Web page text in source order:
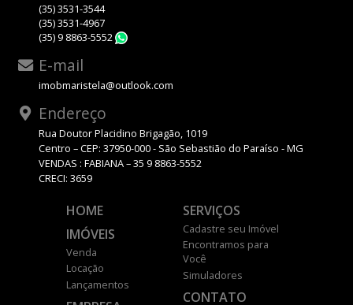
(35) 3531-3544
(35) 3531-4967
(35) 9 8863-5552
E-mail
imobmaristela@outlook.com
Endereço
Rua Doutor Placidino Brigagão, 1019
Centro – CEP: 37950-000 - São Sebastião do Paraíso - MG
VENDAS : FABIANA – 35 9 8863-5552
CRECI: 3659
HOME
IMÓVEIS
Venda
Locação
Lançamentos
SERVIÇOS
Cadastre seu Imóvel
Encontramos para
Você
Simuladores
CONTATO